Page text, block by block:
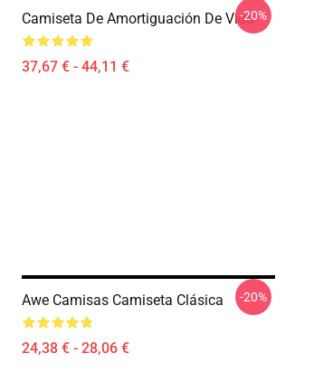
Camiseta De Amortiguación De Vida
37,67 € - 44,11 €
-20%
Awe Camisas Camiseta Clásica
24,38 € - 28,06 €
-20%